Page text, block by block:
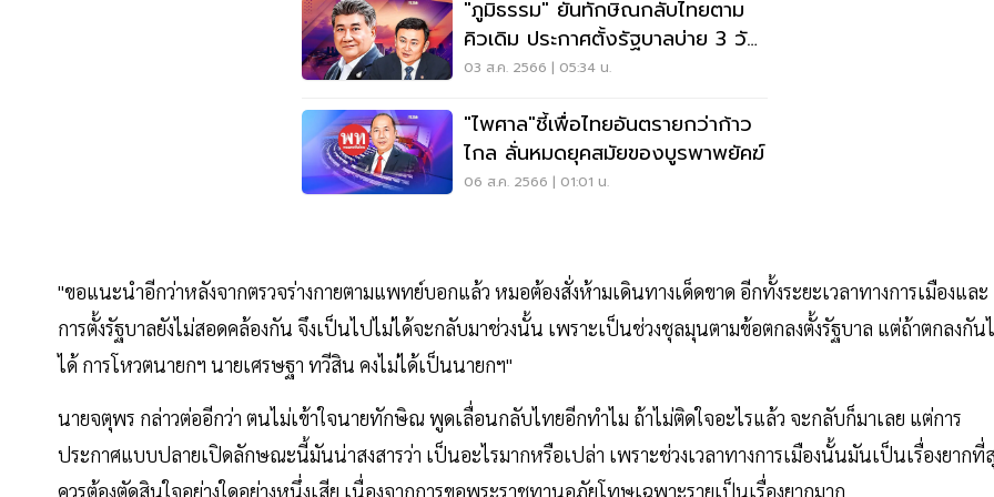
"ภูมิธรรม" ยันทักษิณกลับไทยตาม
คิวเดิม ประกาศตั้งรัฐบาลบ่าย 3 วัน
นี้
03 ส.ค. 2566 | 05:34 น.
"ไพศาล"ชี้เพื่อไทยอันตรายกว่าก้าว
ไกล ลั่นหมดยุคสมัยของบูรพาพยัคฆ์
06 ส.ค. 2566 | 01:01 น.
"ขอแนะนำอีกว่าหลังจากตรวจร่างกายตามแพทย์บอกแล้ว หมอต้องสั่งห้ามเดินทางเด็ดขาด อีกทั้งระยะเวลาทางการเมืองและ
การตั้งรัฐบาลยังไม่สอดคล้องกัน จึงเป็นไปไม่ได้จะกลับมาช่วงนั้น เพราะเป็นช่วงชุลมุนตามข้อตกลงตั้งรัฐบาล แต่ถ้าตกลงกัน
ได้ การโหวตนายกฯ นายเศรษฐา ทวีสิน คงไม่ได้เป็นนายกฯ"
นายจตุพร กล่าวต่ออีกว่า ตนไม่เข้าใจนายทักษิณ พูดเลื่อนกลับไทยอีกทำไม ถ้าไม่ติดใจอะไรแล้ว จะกลับก็มาเลย แต่การ
ประกาศแบบปลายเปิดลักษณะนี้มันน่าสงสารว่า เป็นอะไรมากหรือเปล่า เพราะช่วงเวลาทางการเมืองนั้นมันเป็นเรื่องยากที่
ควรต้องตัดสินใจอย่างใดอย่างหนึ่งเสีย เนื่องจากการขอพระราชทานอภัยโทษเฉพาะรายเป็นเรื่องยากมาก